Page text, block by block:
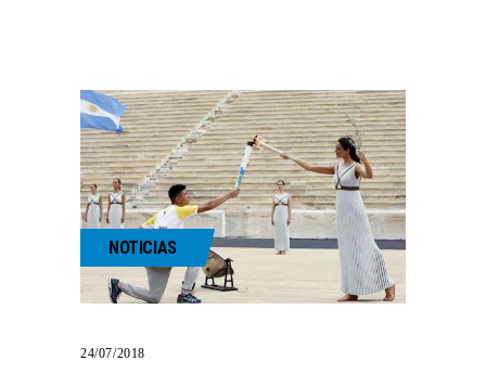
NOTICIAS
24/07/2018